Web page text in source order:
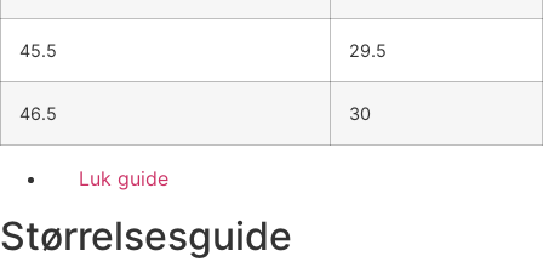
45.5 29.5
46.5 30
Luk guide
Størrelsesguide